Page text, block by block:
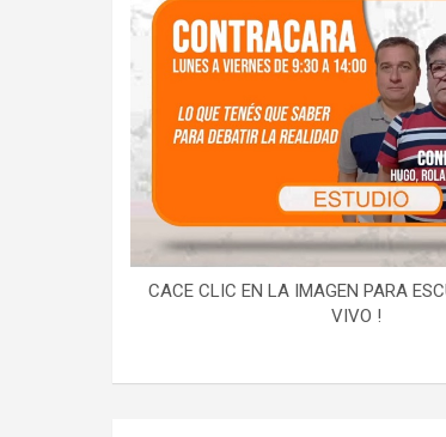
CACE CLIC EN LA IMAGEN PARA
VIVO !